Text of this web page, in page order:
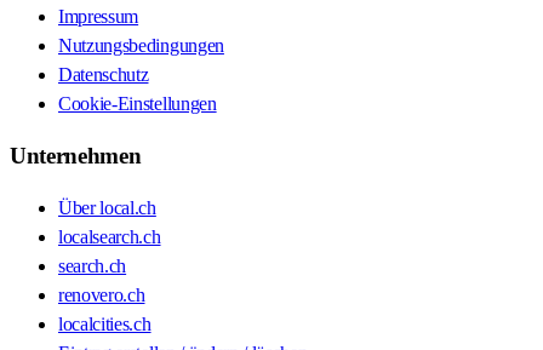
Impressum
Nutzungsbedingungen
Datenschutz
Cookie-Einstellungen
Unternehmen
Über local.ch
localsearch.ch
search.ch
renovero.ch
localcities.ch